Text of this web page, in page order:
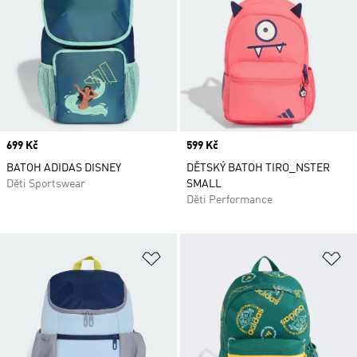
Price
699 Kč
BATOH ADIDAS DISNEY
Děti Sportswear
Price
599 Kč
DĚTSKÝ BATOH TIRO_NSTER
SMALL
Děti Performance
Přidat do seznamu přání